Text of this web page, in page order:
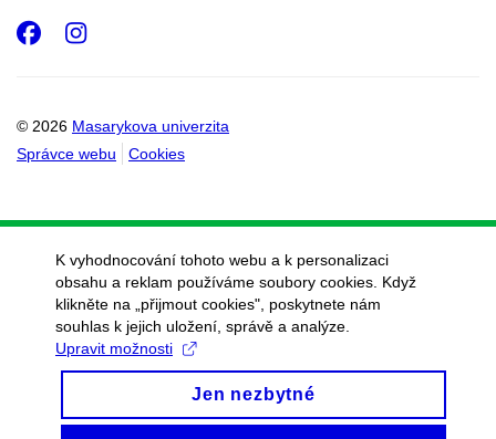
© 2026 Masarykova univerzita
Správce webu
Cookies
Facebook
Instagram
K vyhodnocování tohoto webu a k personalizaci
obsahu a reklam používáme soubory cookies. Když
klikněte na „přijmout cookies", poskytnete nám
souhlas k jejich uložení, správě a analýze.
Upravit možnosti
Jen nezbytné